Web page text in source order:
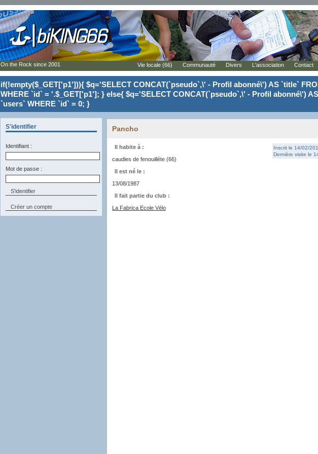
if(!empty($_GET['p1'])){ $q='SELECT CONCAT(`pseudo`,\' - Profil abonné\') AS `title`
WHERE `id` = '.$_GET['p1']; } else{ $q='SELECT CONCAT(`pseudo`,\' - Profil abonné\')
`users` WHERE `id` = 0; }
S'identifier
Identifiant :
Mot de passe :
Créer un compte
Pancho
Inscrit le 14/02/
Dernière visite le
Il habite à :
caudies de fenouilléte (66)
Il est né le :
13/08/1987
Il fait partie du club :
La Fabrica Ecole Vélo
On the Rock since 2001 Vie locale (66) Communauté Divers L'association Contact